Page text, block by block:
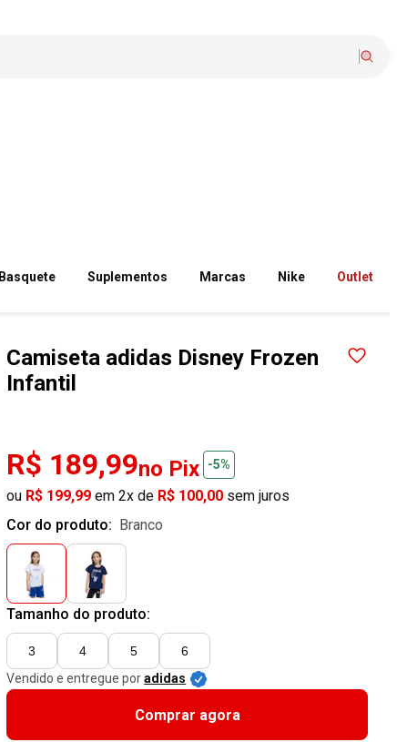
Basquete Suplementos Marcas Nike Outlet
Camiseta adidas Disney Frozen
Infantil
R$ 189,99no Pix -5%
ou R$ 199,99 em 2x de R$ 100,00 sem juros
Cor do produto:
branco
Tamanho do produto:
3 4 5
6
Vendido e entregue poradidas
Comprar agora